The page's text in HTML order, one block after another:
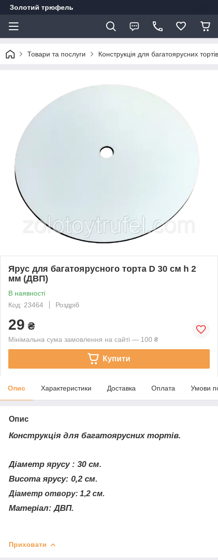
Золотий трюфель
Товари та послуги Конструкція для багатоярусних тортів
Ярус для багатоярусного торта D 30 см h 2
мм (ДВП)
В наявності
Код: 23464
Роздріб
29 ₴
Мінімальна сума замовлення на сайті — 100 ₴
Купити
Опис Характеристики Доставка Оплата Умови
Опис
Конструкція для багатоярусних тортів.
Діаметр ярусу : 30 см.
Висота ярусу: 0,2 см.
Діаметр отвору: 1,2 см.
Матеріал: ДВП.
Приховати